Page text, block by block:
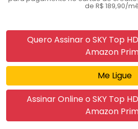
de R$ 189,90/
Quero Assinar o SKY Top
Amazon
Me Ligue
Assinar Online o SKY Top
Amazon